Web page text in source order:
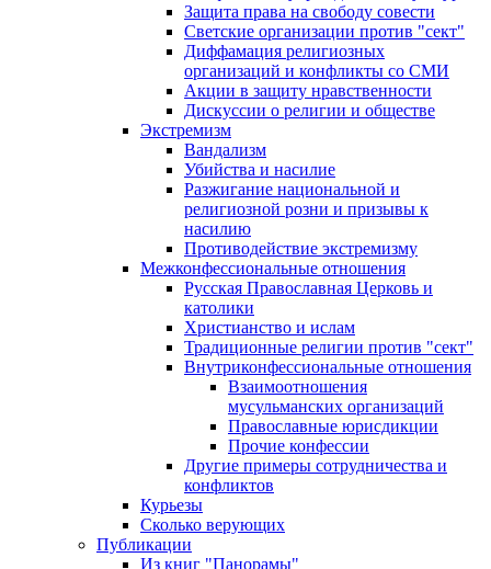
Защита права на свободу совести
Светские организации против "сект"
Диффамация религиозных
организаций и конфликты со СМИ
Акции в защиту нравственности
Дискуссии о религии и обществе
Экстремизм
Вандализм
Убийства и насилие
Разжигание национальной и
религиозной розни и призывы к
насилию
Противодействие экстремизму
Межконфессиональные отношения
Русская Православная Церковь и
католики
Христианство и ислам
Традиционные религии против "сект"
Внутриконфессиональные отношения
Взаимоотношения
мусульманских организаций
Православные юрисдикции
Прочие конфессии
Другие примеры сотрудничества и
конфликтов
Курьезы
Сколько верующих
Публикации
Из книг "Панорамы"